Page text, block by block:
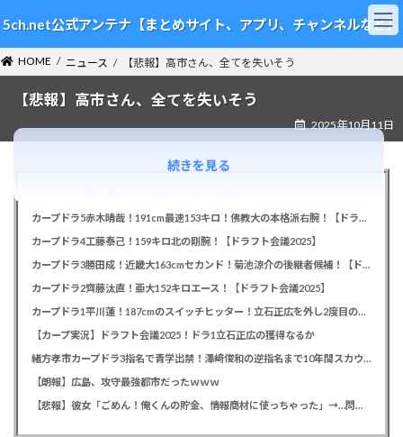
ン
テ
ン
ツ
ビ
ゲ
ー
シ
5ch.net公式アンテナ【まとめサイト、アプリ、チャンネルなど】
HOME ニュース 【悲報】高市さん、全てを失いそう
【悲報】高市さん、全てを失いそう
2025年10月11日
カープドラ5赤木晴哉！191cm最速153キロ！佛教大の本格派右腕！【ドラフト会議2025】
カープドラ4工藤泰己！159キロ北の剛腕！【ドラフト会議2025】
カープドラ3勝田成！近畿大163cmセカンド！菊池涼介の後継者候補！【ドラフト会議2025】
カープドラ2齊藤汰直！亜大152キロエース！【ドラフト会議2025】
カープドラ1平川蓮！187cmのスイッチヒッター！立石正広を外し2度目の重複も新井監督がクジを引き当てる！【ドラフト会議2025】
【カープ実況】ドラフト会議2025！ドラ1立石正広の獲得なるか
緒方孝市カープドラ3指名で青学出禁！澤﨑俊和の逆指名まで10年間スカウト出禁
【朗報】広島、攻守最強都市だったｗｗｗ
【悲報】彼女「ごめん！俺くんの貯金、情報商材に使っちゃった」→…問い詰めたらギャン泣きされたんだが俺が悪いのか？
続きを見る